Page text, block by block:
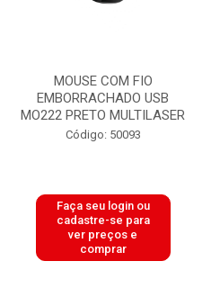
MOUSE COM FIO
EMBORRACHADO USB
MO222 PRETO MULTILASER
Código: 50093
Faça seu login ou
cadastre-se para
ver preços e
comprar